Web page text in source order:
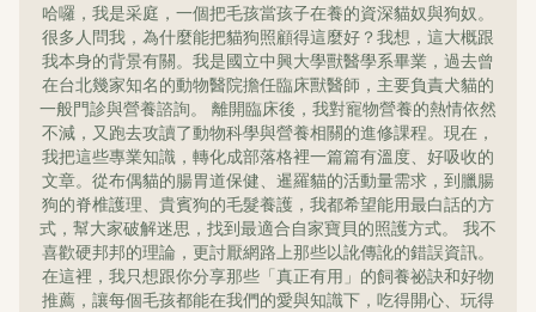
哈囉，我是采庭，一個把毛孩當孩子在養的資深貓奴與狗奴。
很多人問我，為什麼能把貓狗照顧得這麼好？我想，這大概跟
我本身的背景有關。我是國立中興大學獸醫學系畢業，過去曾
在台北幾家知名的動物醫院擔任臨床獸醫師，主要負責犬貓的
一般門診與營養諮詢。 離開臨床後，我對寵物營養的熱情依然
不減，又跑去攻讀了動物科學與營養相關的進修課程。現在，
我把這些專業知識，轉化成部落格裡一篇篇有溫度、好吸收的
文章。從布偶貓的腸胃道保健、暹羅貓的活動量需求，到臘腸
狗的脊椎護理、貴賓狗的毛髮養護，我都希望能用最白話的方
式，幫大家破解迷思，找到最適合自家寶貝的照護方式。 我不
喜歡硬邦邦的理論，更討厭網路上那些以訛傳訛的錯誤資訊。
在這裡，我只想跟你分享那些「真正有用」的飼養祕訣和好物
推薦，讓每個毛孩都能在我們的愛與知識下，吃得開心、玩得